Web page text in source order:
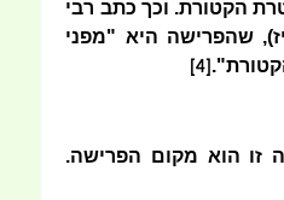
הקטורת. וכך כתב רבי
שהפרישה היא "מפני
[4]
זו הוא מקום הפרישה.